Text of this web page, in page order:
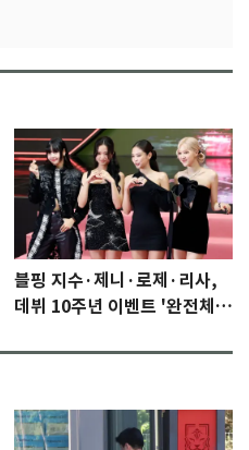
블핑 지수·제니·로제·리사,
데뷔 10주년 이벤트 '완전체'